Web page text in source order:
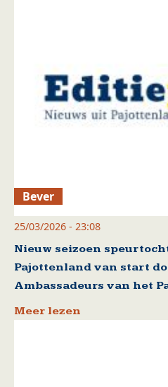
Bever
25/03/2026 - 23:08
Nieuw seizoen
Pajottenland van start
Ambassadeurs van het
Meer lezen